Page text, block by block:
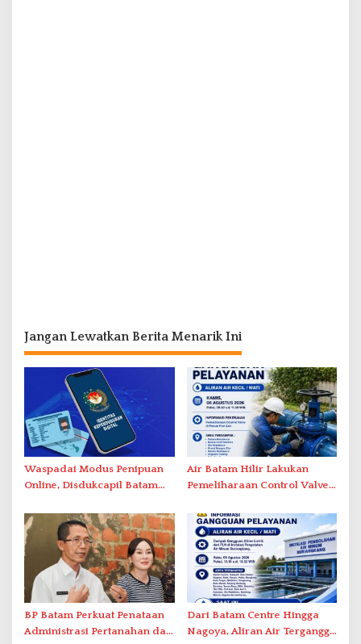
Jangan Lewatkan Berita Menarik Ini
Waspadai Modus Penipuan
Online, Disdukcapil Batam
Tatap Muka
Air Batam Hilir Lakukan
Pemeliharaan Control Valve,
BP Batam Perkuat Penataan
Administrasi Pertanahan dan
Dari Batam Centre Hingga
Nagoya, Aliran Air Terganggu